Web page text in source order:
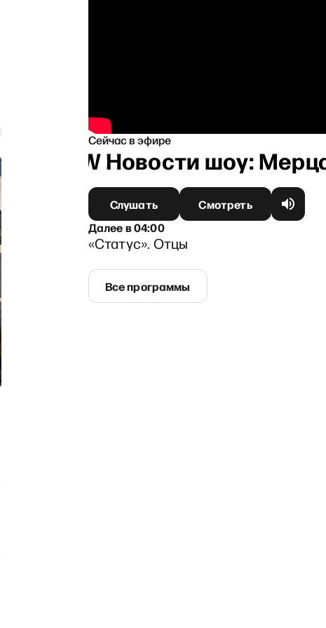
Сейчас в эфире
DW Новости шоу: Мерца
Слушать
Смотреть
Далеев04:00
«Статус». Отцы
Все программы